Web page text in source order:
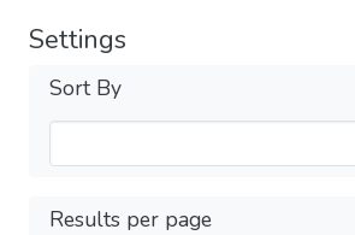
Settings
Sort By
Results per page